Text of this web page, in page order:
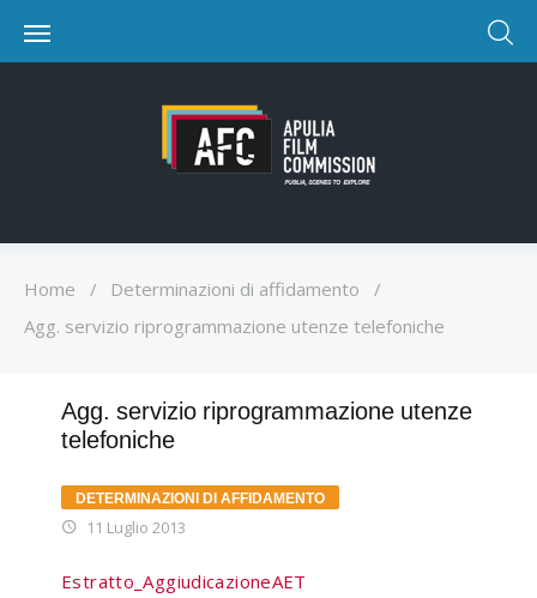
Home / Determinazioni di affidamento
/
Agg. servizio riprogrammazione utenze telefoniche
Agg. servizio riprogrammazione utenze
telefoniche
DETERMINAZIONI DI AFFIDAMENTO
11 Luglio 2013
Estratto_AggiudicazioneAET